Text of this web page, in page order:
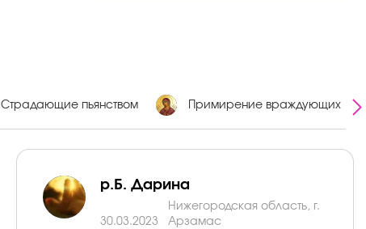
Страдающие пьянством Примирение враждующих
р.Б. Дарина
30.03.2023
Нижегородская область, г.
Арзамас